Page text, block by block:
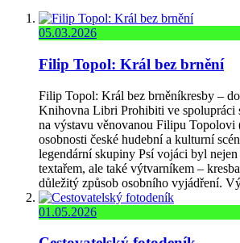
05.03.2026
Filip Topol: Král bez brnění
Filip Topol: Král bez brněníkresby –
Knihovna Libri Prohibiti ve spolupráci
na výstavu věnovanou Filipu Topolovi
osobnosti české hudební a kulturní
legendární skupiny Psí vojáci byl nejen
textařem, ale také výtvarníkem –
důležitý způsob osobního vyjádření.
01.05.2026